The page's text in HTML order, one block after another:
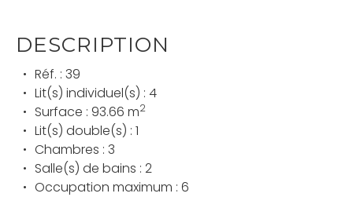
DESCRIPTION
Réf. : 39
Lit(s) individuel(s) : 4
Surface : 93.66 m2
Lit(s) double(s) : 1
Chambres : 3
Salle(s) de bains : 2
Occupation maximum : 6